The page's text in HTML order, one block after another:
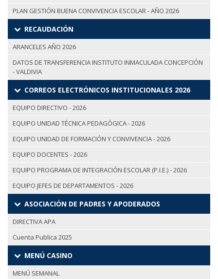
PLAN GESTIÓN BUENA CONVIVENCIA ESCOLAR - AÑO 2026
RECAUDACIÓN
ARANCELES AÑO 2026
DATOS DE TRANSFERENCIA INSTITUTO INMACULADA CONCEPCIÓN
- VALDIVIA
CORREOS ELECTRÓNICOS INSTITUCIONALES 2026
EQUIPO DIRECTIVO - 2026
EQUIPO UNIDAD TÉCNICA PEDAGÓGICA - 2026
EQUIPO UNIDAD DE FORMACIÓN Y CONVIVENCIA - 2026
EQUIPO DOCENTES - 2026
EQUIPO PROGRAMA DE INTEGRACIÓN ESCOLAR (P.I.E.) - 2026
EQUIPO JEFES DE DEPARTAMENTOS - 2026
ASOCIACIÓN DE PADRES Y APODERADOS
DIRECTIVA APA
Cuenta Publica 2025
MENÚ CASINO
MENÚ SEMANAL